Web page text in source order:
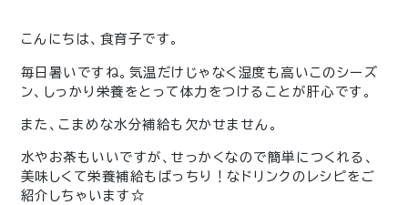
こんにちは、食育子です。
毎日暑いですね。気温だけじゃなく湿度も高いこのシーズ
ン、しっかり栄養をとって体力をつけることが肝心です。
また、こまめな水分補給も欠かせません。
水やお茶もいいですが、せっかくなので簡単につくれる、
美味しくて栄養補給もばっちり！なドリンクのレシピをご
紹介しちゃいます☆